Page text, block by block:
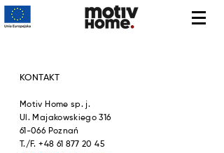
KONTAKT
Motiv Home sp. j.
Ul. Majakowskiego 316
61-066 Poznań
T./F.+48 61 877 20 45